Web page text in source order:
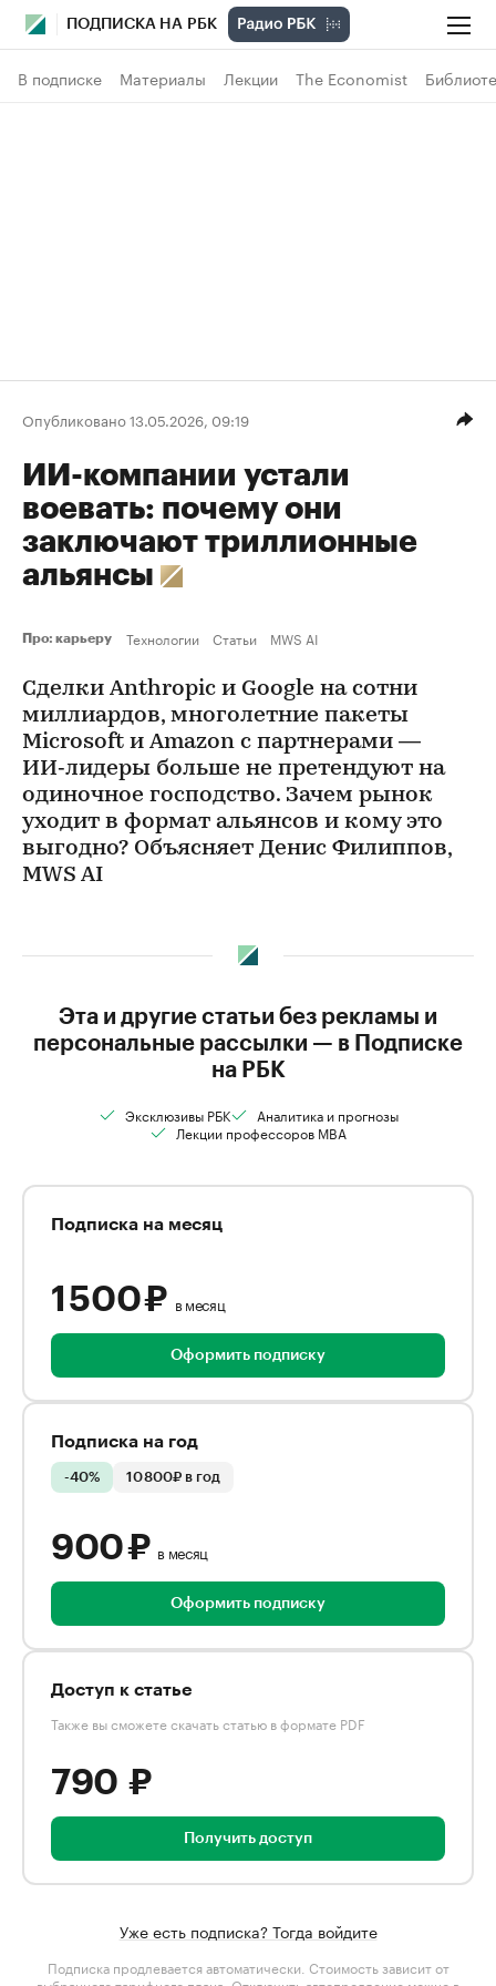
ПОДПИСКА НА РБК
В подписке Материалы Лекции The Economist
Опубликовано 13.05.2026, 09:19
ИИ-компании устали
воевать: почему они
заключают триллионные
альянсы
Про: карьеру Технологии Статьи MWS AI
Сделки Anthropic и Google на сотни
миллиардов, многолетние пакеты
Microsoft и Amazon с партнерами —
ИИ‑лидеры больше не претендуют на
одиночное господство. Зачем рынок
уходит в формат альянсов и кому это
выгодно? Объясняет Денис Филиппов,
MWS AI
Эта и другие статьи без рекламы и
персональные рассылки — в Подписке
на РБК
Эксклюзивы РБК
Аналитика и прогнозы
Лекции профессоров MBA
Подписка на месяц
1 500 ₽ в месяц
Оформить подписку
Подписка на год
-40% 10 800₽ в год
900 ₽ в месяц
Оформить подписку
Доступ к статье
Также вы сможете скачать статью в формате PDF
790 ₽
Получить доступ
Уже есть подписка? Тогда войдите
Подписка продлевается автоматически. Стоимость зависит от